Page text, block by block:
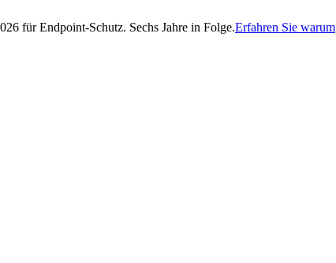
für Endpoint-Schutz. Sechs Jahre in Folge.Erfahren Sie warum